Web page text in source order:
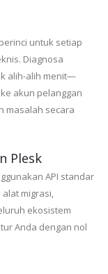
untuk setiap
Diagnosa
alih-alih menit—
akun pelanggan
masalah secara
Plesk
API standar
migrasi,
ekosistem
Anda dengan nol